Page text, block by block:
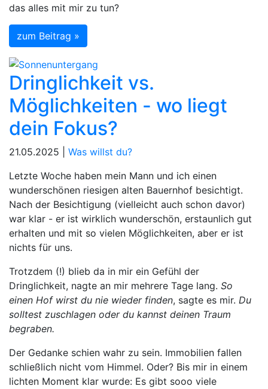
das alles mit mir zu tun?
zum Beitrag »
Dringlichkeit vs.
Möglichkeiten - wo liegt
dein Fokus?
21.05.2025 | Was willst du?
Letzte Woche haben mein Mann und ich einen
wunderschönen riesigen alten Bauernhof besichtigt.
Nach der Besichtigung (vielleicht auch schon davor)
war klar - er ist wirklich wunderschön, erstaunlich gut
erhalten und mit so vielen Möglichkeiten, aber er ist
nichts für uns.
Trotzdem (!) blieb da in mir ein Gefühl der
Dringlichkeit, nagte an mir mehrere Tage lang. So
einen Hof wirst du nie wieder finden, sagte es mir. Du
solltest zuschlagen oder du kannst deinen Traum
begraben.
Der Gedanke schien wahr zu sein. Immobilien fallen
schließlich nicht vom Himmel. Oder? Bis mir in einem
lichten Moment klar wurde: Es gibt sooo viele